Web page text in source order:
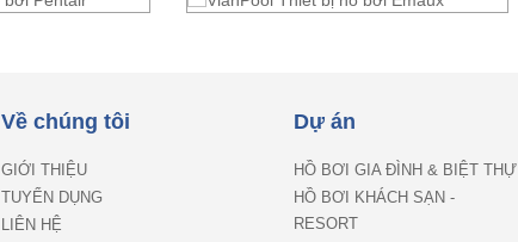
Về chúng tôi
GIỚI THIỆU
TUYỂN DỤNG
LIÊN HỆ
Dự án
HỒ BƠI GIA ĐÌNH & BIỆT THỰ
HỒ BƠI KHÁCH SẠN -
RESORT